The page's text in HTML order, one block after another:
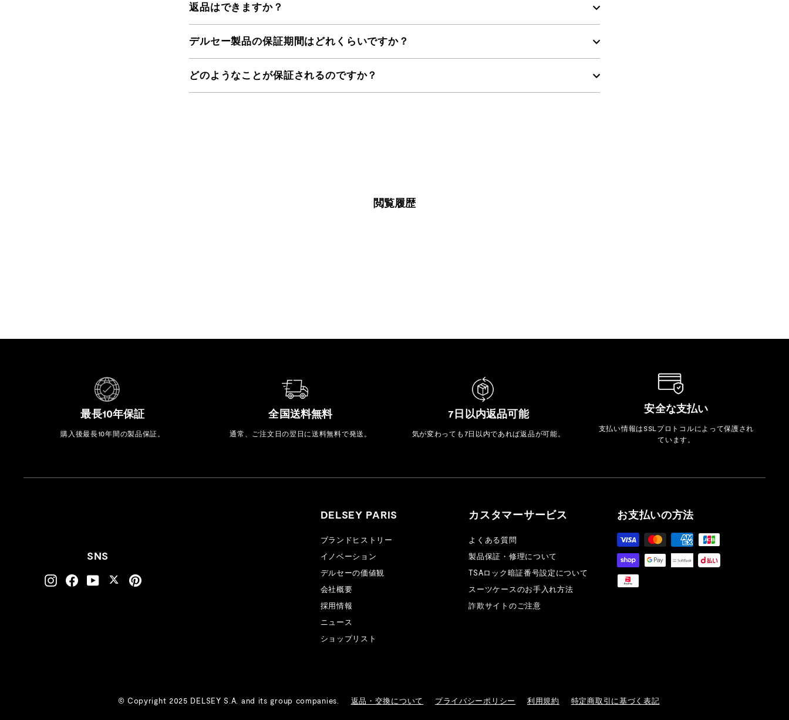
返品はできますか？
デルセー製品の保証期間はどれくらいですか？
どのようなことが保証されるのですか？
閲覧履歴
最長10年保証
購入後最長10年間の製品保証。
全国送料無料
通常、ご注文日の翌日に送料無料で発送。
7日以内返品可能
気が変わっても7日以内であれば返品が可能。
安全な支払い
支払い情報はSSLプロトコルによって保護され
ています。
SNS
InstagramFacebookYouTube
Twitter
DELSEY PARIS
ブランドヒストリー
イノベーション
デルセーの価値観
会社概要
採用情報
ニュース
ショップリスト
カスタマーサービス
よくある質問
製品保証・修理について
TSAロック暗証番号設定について
スーツケースのお手入れ方法
詐欺サイトのご注意
お支払いの方法
© Copyright 2025 DELSEY S.A. and its group companies. 返品・交換について プライバシーポリシー 利用規約 特定商取引に基づく表記